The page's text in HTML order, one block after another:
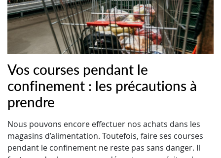
Vos courses pendant le
confinement : les précautions à
prendre
Nous pouvons encore effectuer nos achats dans les
magasins d’alimentation. Toutefois, faire ses courses
pendant le confinement ne reste pas sans danger. Il